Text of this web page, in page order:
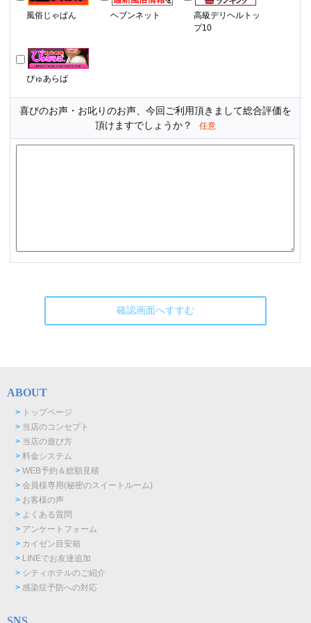
風俗じゃぱん ヘブンネット
高級デリヘルトッ
プ10
ぴゅあらば
喜びのお声・お叱りのお声、今回ご利用頂きまして総合評価を
頂けますでしょうか？
任意
ABOUT
> トップページ
> 当店のコンセプト
> 当店の遊び方
> 料金システム
> WEB予約＆総額見積
> 会員様専用(秘密のスイートルーム)
> お客様の声
> よくある質問
> アンケートフォーム
> カイゼン目安箱
> LINEでお友達追加
> シティホテルのご紹介
> 感染症予防への対応
SNS